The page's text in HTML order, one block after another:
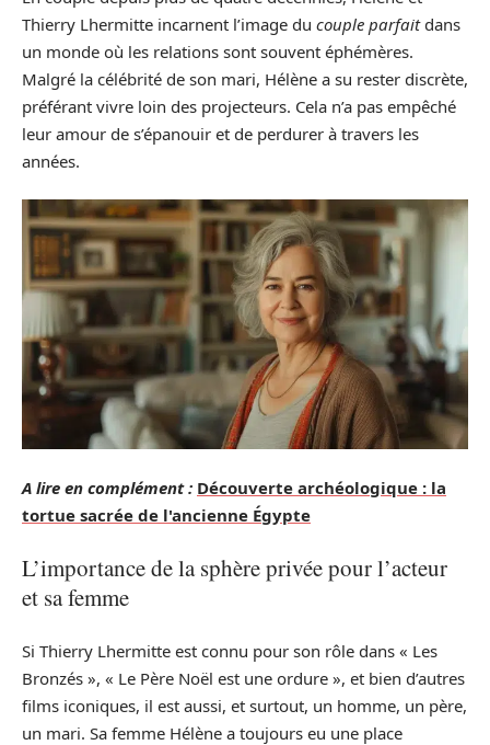
Thierry Lhermitte incarnent l’image du couple parfaitdans
un monde où les relations sont souvent éphémères.
Malgré la célébrité de son mari, Hélène a su rester discrète,
préférant vivre loin des projecteurs. Cela n’a pas empêché
leur amour de s’épanouir et de perdurer à travers les
années.
A lire en complément : Découverte archéologique : la
tortue sacrée de l'ancienne Égypte
L’importance de la sphère privée pour l’acteur
et sa femme
Si Thierry Lhermitte est connu pour son rôle dans « Les
Bronzés », « Le Père Noël est une ordure », et bien d’autres
films iconiques, il est aussi, et surtout, un homme, un père,
un mari. Sa femme Hélène a toujours eu une place